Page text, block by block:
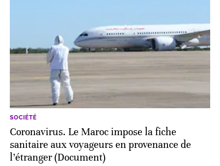
SOCIÉTÉ
Coronavirus. Le Maroc impose la fiche
sanitaire aux voyageurs en provenance de
l’étranger (Document)